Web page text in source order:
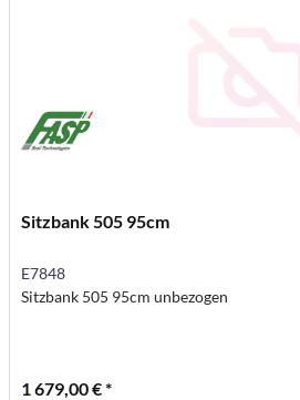
Sitzbank 505 95cm
E7848
Sitzbank 505 95cm unbezogen
1 679,00 € *